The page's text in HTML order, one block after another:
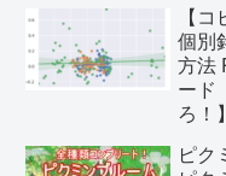
【
個別
方法
ード
ろ！】
ピク